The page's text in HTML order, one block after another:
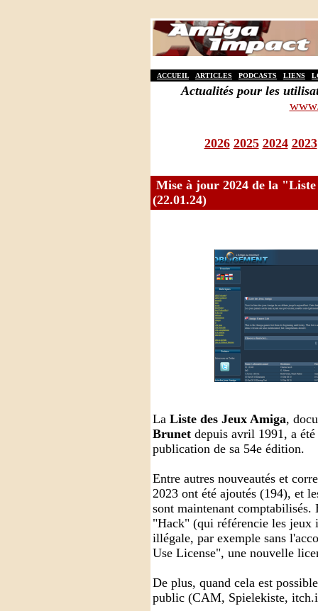
ACCUEIL ARTICLES PODCASTS LIENS
Actualités pour les
2026 2025 2024 2023
Mise à jour 2024 de la
(22.01.24)
La Liste des Jeux Amiga,
Brunet depuis avril 1991, a
publication de sa 54e édition.
Entre autres nouveautés et
2023 ont été ajoutés (194), et
sont maintenant comptabilisés.
"Hack" (qui référencie les jeux
illégale, par exemple sans
Use License", une nouvelle
De plus, quand cela est
public (CAM, Spielekiste,